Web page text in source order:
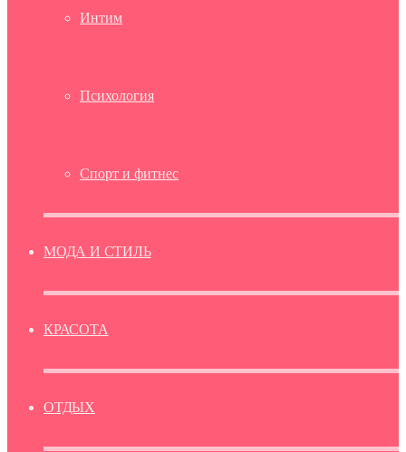
Интим
Психология
Спорт и фитнес
МОДА И СТИЛЬ
КРАСОТА
ОТДЫХ